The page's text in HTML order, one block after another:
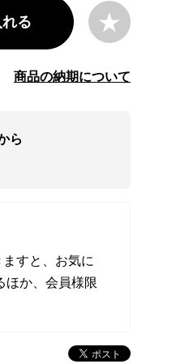
る
商品の納期について
ら
すと、お気に
ほか、会員様限